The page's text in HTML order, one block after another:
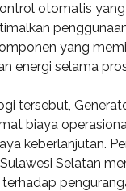
otomatis yang
yang
energi selama
tersebut,
biaya
keberlanjutan.
Selatan